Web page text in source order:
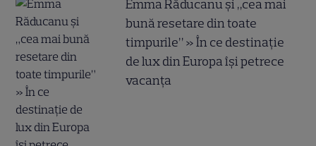
Emma Răducanu și „cea mai
bună resetare din toate
timpurile” » În ce destinație
de lux din Europa își petrece
vacanța